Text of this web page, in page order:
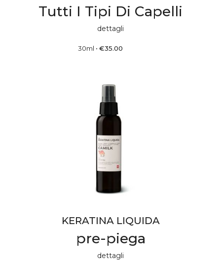
Tutti I Tipi Di Capelli
dettagli
30ml •€35.00
KERATINA LIQUIDA
pre-piega
dettagli